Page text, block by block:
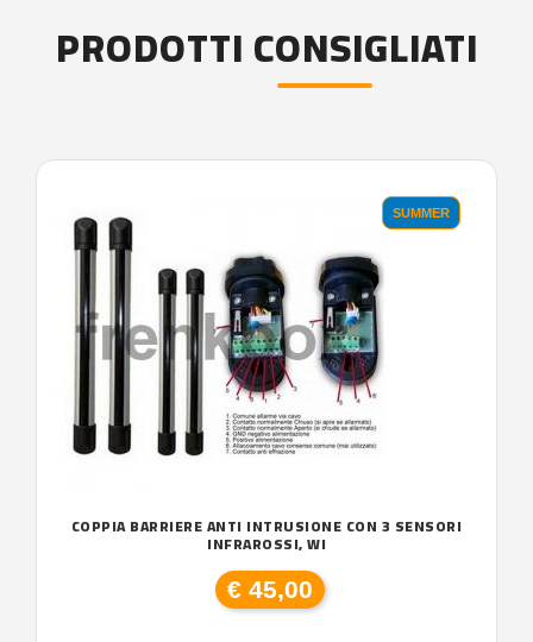
PRODOTTI CONSIGLIATI
SUMMER
COPPIA BARRIERE ANTI INTRUSIONE CON 3 SENSORI
INFRAROSSI, WI
€ 45,00